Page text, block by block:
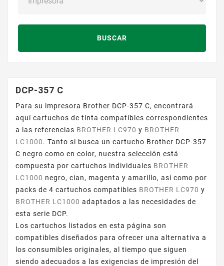
BUSCAR
DCP-357 C
Para su impresora Brother DCP-357 C, encontrará
aquí cartuchos de tinta compatibles correspondientes
a las referencias BROTHER LC970 y BROTHER
LC1000. Tanto si busca un cartucho Brother DCP-357
C negro como en color, nuestra selección está
compuesta por cartuchos individuales BROTHER
LC1000 negro, cian, magenta y amarillo, así como por
packs de 4 cartuchos compatibles BROTHER LC970 y
BROTHER LC1000 adaptados a las necesidades de
esta serie DCP.
Los cartuchos listados en esta página son
compatibles diseñados para ofrecer una alternativa a
los consumibles originales, al tiempo que siguen
siendo adecuados a las exigencias de impresión del